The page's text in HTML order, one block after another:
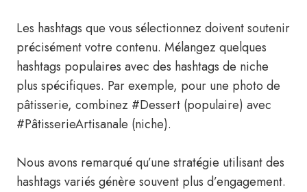
Les hashtags que vous sélectionnez doivent soutenir
précisément votre contenu. Mélangez quelques
hashtags populaires avec des hashtags de niche
plus spécifiques. Par exemple, pour une photo de
pâtisserie, combinez #Dessert (populaire) avec
#PâtisserieArtisanale (niche).
Nous avons remarqué qu’une stratégie utilisant des
hashtags variés génère souvent plus d’engagement.